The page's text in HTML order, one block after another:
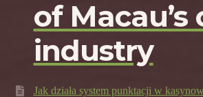
of Macau’s
industry
Jak działa system punktacji w